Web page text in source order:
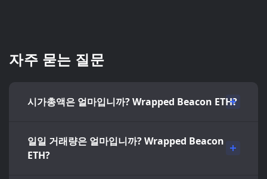
자주 묻는 질문
시가총액은 얼마입니까? Wrapped Beacon ETH?
일일 거래량은 얼마입니까? Wrapped Beacon
ETH?